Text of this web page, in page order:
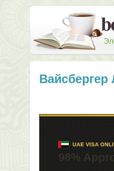
Вайсбергер